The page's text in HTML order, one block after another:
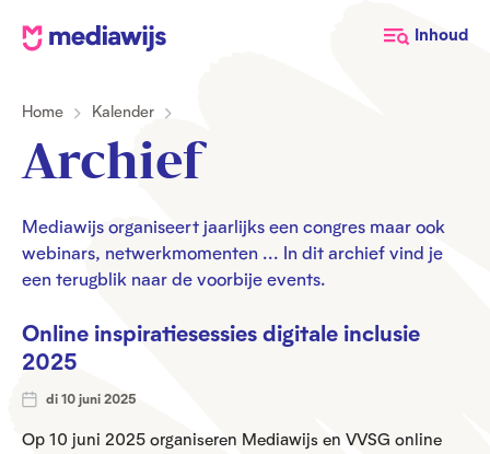
M
i
w
j
s
Inhoud
Home Kalender
Archief
Mediawijs organiseert jaarlijks een congres maar ook
webinars, netwerkmomenten ... In dit archief vind je
een terugblik naar de voorbije events.
Online inspiratiesessies digitale inclusie
2025
di 10 juni 2025
Op 10 juni 2025 organiseren Mediawijs en VVSG online